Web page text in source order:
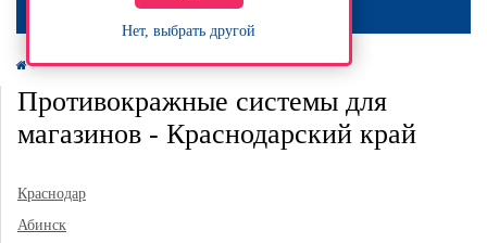
Нет, выбрать другой
МЕНЮ
Противокражные системы для
магазинов - Краснодарский край
Краснодар
Абинск